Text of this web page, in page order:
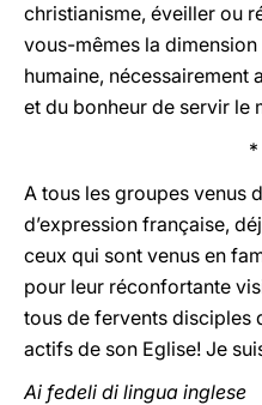
christianisme, éveiller ou
vous-mêmes la
humaine, nécessairement
et du bonheur de servir le
*
A tous les groupes venus
d’expression française,
ceux qui sont venus en
pour leur réconfortante
tous de fervents disciples
actifs de son Eglise! Je
Ai fedeli di lingua inglese